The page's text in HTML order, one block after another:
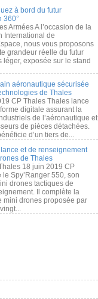
à bord du futur
360°
Armées A l’occasion de la
International de
nous vous proposons
grandeur réelle du futur
léger, exposée sur le stand
aéronautique sécurisée
de Thales
CP Thales Thales lance
digitale assurant la
de l’aéronautique et
de pièces détachées.
d’un tiers de...
et de renseignement
de Thales
18 juin 2019 CP
Spy’Ranger 550, son
drones tactiques de
Il complète la
mini drones proposée par